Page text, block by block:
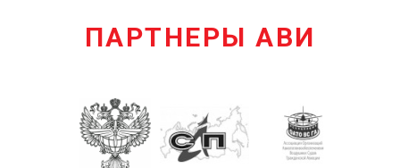
ПАРТНЕРЫ АВИ